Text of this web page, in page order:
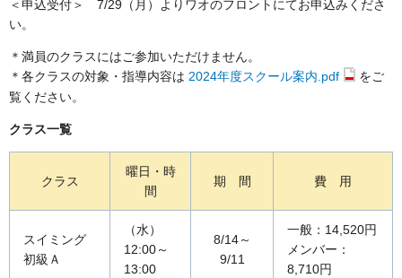
＜申込受付＞ 7/29（月）よりワオのフロントにてお申込みくださ
い。
＊満員のクラスにはご参加いただけません。
＊各クラスの対象・指導内容は 2024年度スクール案内.pdf
をご
覧ください。
クラス一覧
クラス
曜日・時
間
期 間 費 用
スイミング
初級Ａ
（水）
12:00～
13:00
8/14～
9/11
一般：14,520円
メンバー：
8,710円